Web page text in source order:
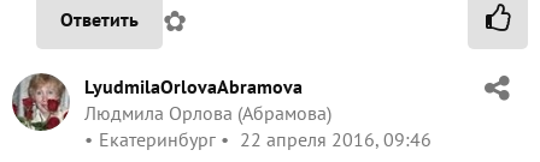
Ответить ✿
LyudmilaOrlovaAbramova
Людмила Орлова (Абрамова)
Екатеринбург
22 апреля 2016, 09:46